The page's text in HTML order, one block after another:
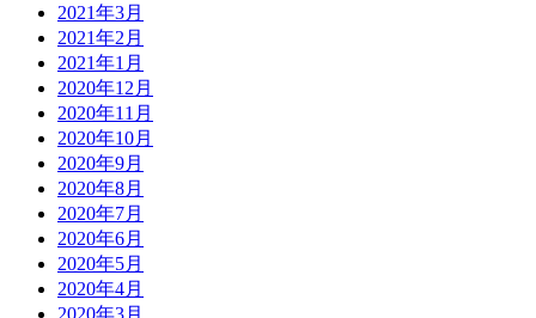
2021年3月
2021年2月
2021年1月
2020年12月
2020年11月
2020年10月
2020年9月
2020年8月
2020年7月
2020年6月
2020年5月
2020年4月
2020年3月